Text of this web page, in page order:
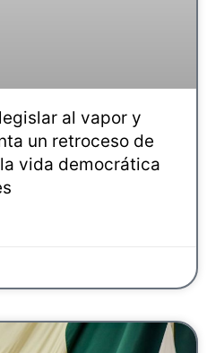
al vapor y
un retroceso de
vida democrática